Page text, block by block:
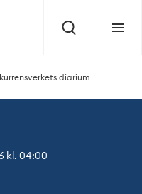
Sök Meny
diarium
kl. 04:00